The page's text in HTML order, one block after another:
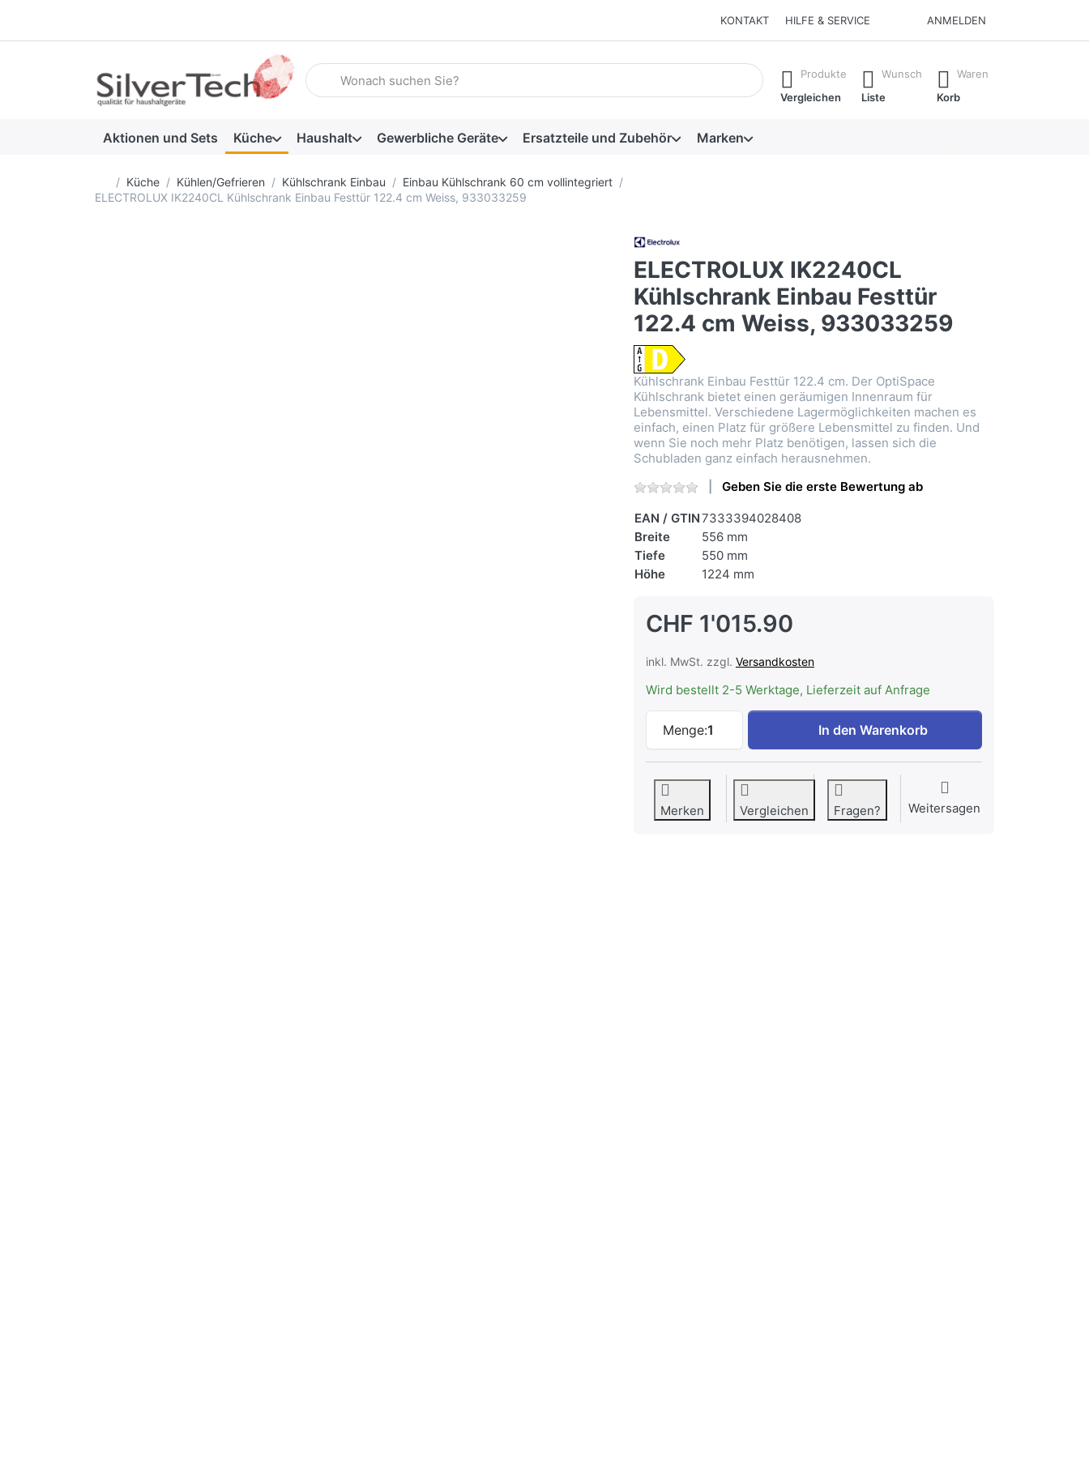
KONTAKT HILFE & SERVICE ANMELDEN
Geben Sie einen Suchbegriff ein. Während Sie tippen, erscheinen automatisch erste Ergebnisse. Drücken Sie die Eingabetaste, um alle
Produkte
Vergleichen
Wunsch
Liste
Waren
Korb
Aktionen und Sets Küche Haushalt Gewerbliche Geräte Ersatzteile und Zubehör Marken
Startseite
Küche Kühlen/Gefrieren Kühlschrank Einbau
Einbau Kühlschrank 60 cm vollintegriert
ELECTROLUX IK2240CL Kühlschrank Einbau Festtür 122.4 cm Weiss, 933033259
ELECTROLUX IK2240CL
Kühlschrank Einbau Festtür
122.4 cm Weiss, 933033259
Kühlschrank Einbau Festtür 122.4 cm. Der OptiSpace
Kühlschrank bietet einen geräumigen Innenraum für
Lebensmittel. Verschiedene Lagermöglichkeiten machen es
einfach, einen Platz für größere Lebensmittel zu finden. Und
wenn Sie noch mehr Platz benötigen, lassen sich die
Schubladen ganz einfach herausnehmen.
Geben Sie die erste Bewertung ab
EAN / GTIN7333394028408
Breite
556 mm
Tiefe
550 mm
Höhe
1224 mm
CHF 1'015.90
inkl. MwSt. zzgl. Versandkosten
Wird bestellt 2-5 Werktage, Lieferzeit auf Anfrage
Menge:1
ELECTROLUX IK2240CL Kühlschrank Einbau Festtür
In den Warenkorb
Merken Vergleichen Fragen? Weitersagen